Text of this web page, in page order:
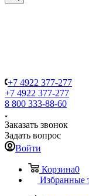
+7 4922 377-277
+7 4922 377-277
8 800 333-88-60
Заказать звонок
Задать вопрос
Войти
Корзина0
Избранные